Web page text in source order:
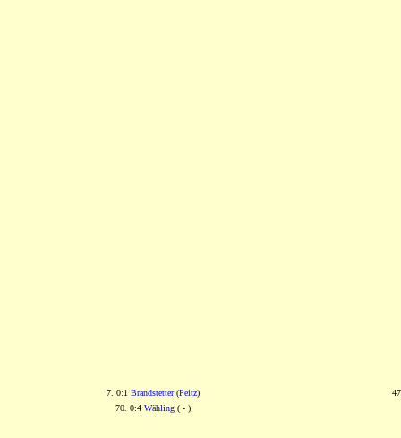
7. 0:1 Brandstetter(Peitz)
70. 0:4 Wähling ( - )